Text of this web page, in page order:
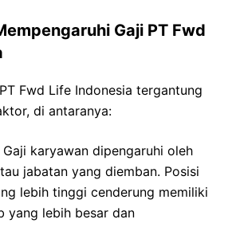
Gaji PT Fwd
Fwd Life Indonesia tergantung
di antaranya:
Gaji karyawan dipengaruhi oleh
jabatan yang diemban. Posisi
lebih tinggi cenderung memiliki
yang lebih besar dan